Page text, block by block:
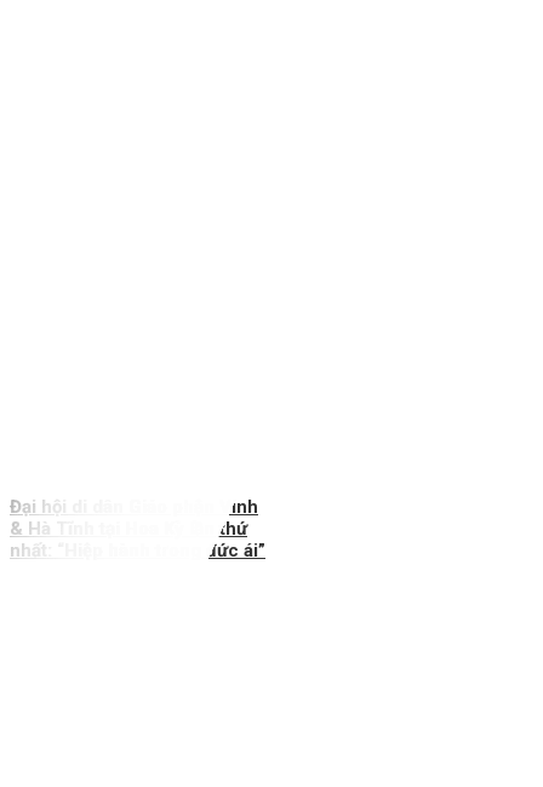
Đại hội di dân Giáo phận Vinh
& Hà Tĩnh tại Hoa Kỳ lần thứ
nhất: “Hiệp hành trong đức ái”